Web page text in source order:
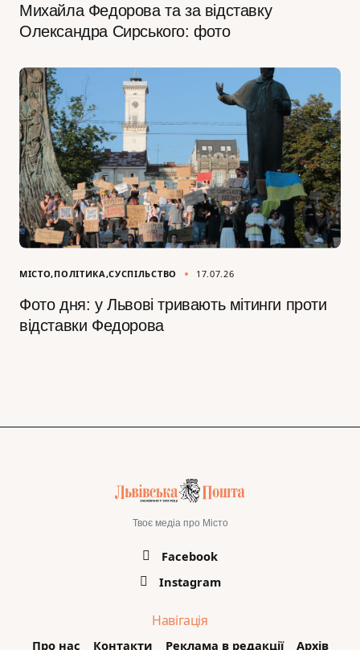
Михайла Федорова та за відставку
Олександра Сирського: фото
МІСТО ПОЛІТИКА СУСПІЛЬСТВО 17.07.26
Фото дня: у Львові тривають мітинги проти
відставки Федорова
Твоє медіа про Місто
Facebook
Instagram
Навігація
Про нас Контакти Реклама в редакції Архів